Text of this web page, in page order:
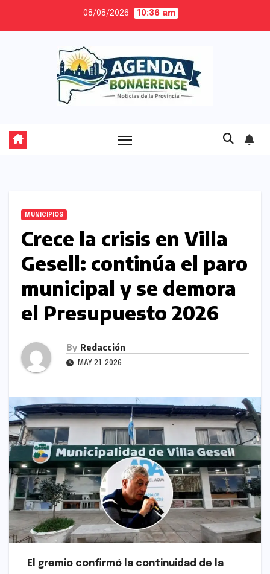
08/08/2026 10:36 am
MUNICIPIOS
Crece la crisis en Villa
Gesell: continúa el paro
municipal y se demora
el Presupuesto 2026
By Redacción
MAY 21, 2026
El gremio confirmó la continuidad de la